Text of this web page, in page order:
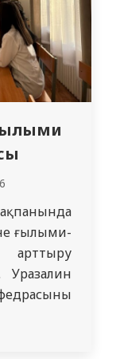
ғылыми-
арттыру